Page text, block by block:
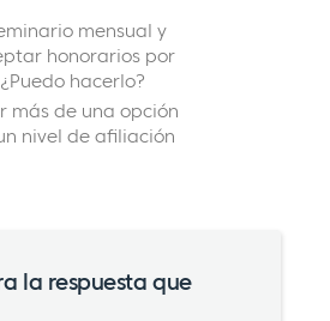
mensual y
honorarios por
hacerlo?
más de una opción
nivel de afiliación
la respuesta que